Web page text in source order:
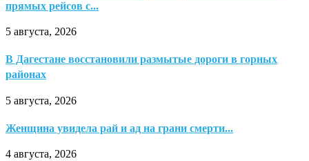
прямых рейсов с...
5 августа, 2026
В Дагестане восстановили размытые дороги в горных
районах
5 августа, 2026
Женщина увидела рай и ад на грани смерти...
4 августа, 2026